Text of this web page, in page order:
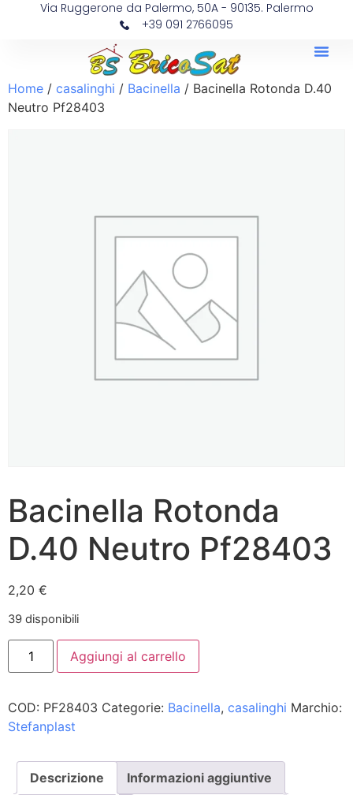
Via Ruggerone da Palermo, 50A - 90135. Palermo
+39 091 2766095
Home / casalinghi / Bacinella / Bacinella Rotonda D.40
Neutro Pf28403
Bacinella Rotonda
D.40 Neutro Pf28403
2,20 €
39 disponibili
Aggiungi al carrello
COD: PF28403 Categorie: Bacinella, casalinghi Marchio:
Stefanplast
Descrizione Informazioni aggiuntive